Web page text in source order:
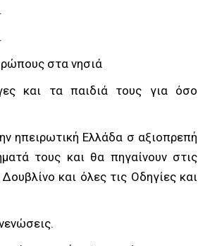
στα νησιά
και τα παιδιά τους για όσο
ηπειρωτική Ελλάδα σ αξιοπρεπή
τους και θα πηγαίνουν στις
και όλες τις Οδηγίες και